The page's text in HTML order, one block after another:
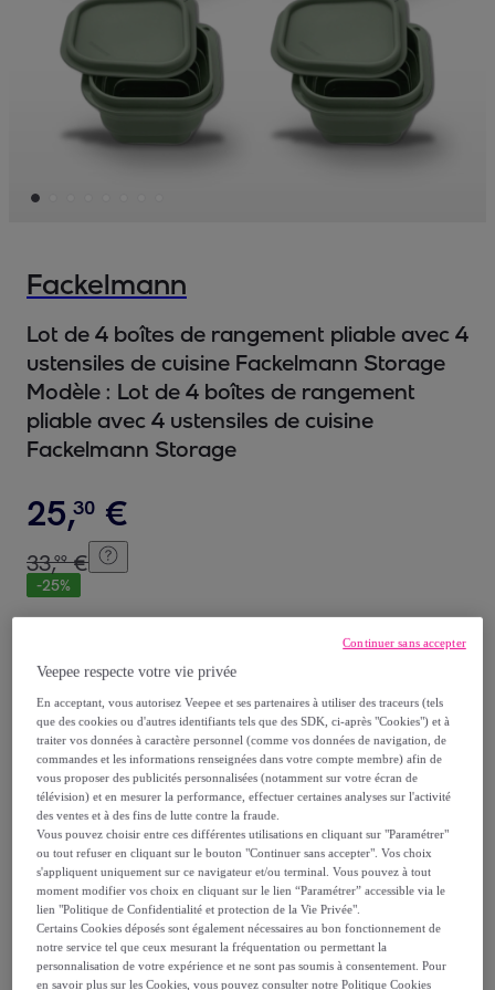
Fackelmann
Lot de 4 boîtes de rangement pliable avec 4
ustensiles de cuisine Fackelmann Storage
Modèle : Lot de 4 boîtes de rangement
pliable avec 4 ustensiles de cuisine
Fackelmann Storage
25,30 €
33,99 €
-25%
Livraison
Livraison offerte par la marque
Livraison estimée: entre le13/08et le16/08
Comment ça marche ?
Veepee respecte votre vie privée
En acceptant, vous autorisez Veepee et ses partenaires à utiliser des traceurs (tels
que des cookies ou d'autres identifiants tels que des SDK, ci-après "Cookies") et à
traiter vos données à caractère personnel (comme vos données de navigation, de
commandes et les informations renseignées dans votre compte membre) afin de
vous proposer des publicités personnalisées (notamment sur votre écran de
télévision) et en mesurer la performance, effectuer certaines analyses sur l'activité
des ventes et à des fins de lutte contre la fraude.
Vous pouvez choisir entre ces différentes utilisations en cliquant sur "Paramétrer"
ou tout refuser en cliquant sur le bouton "Continuer sans accepter". Vos choix
s'appliquent uniquement sur ce navigateur et/ou terminal. Vous pouvez à tout
moment modifier vos choix en cliquant sur le lien “Paramétrer” accessible via le
lien "Politique de Confidentialité et protection de la Vie Privée".
Certains Cookies déposés sont également nécessaires au bon fonctionnement de
notre service tel que ceux mesurant la fréquentation ou permettant la
personnalisation de votre expérience et ne sont pas soumis à consentement. Pour
en savoir plus sur les Cookies, vous pouvez consulter notre Politique Cookies
Continuer sans accepter